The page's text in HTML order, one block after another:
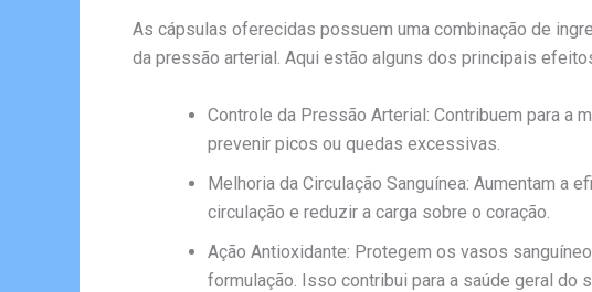
As cápsulas oferecidas possuem uma combinação de
da pressão arterial. Aqui estão alguns dos principais
Controle da Pressão Arterial: Contribuem para a
prevenir picos ou quedas excessivas.
Melhoria da Circulação Sanguínea: Aumentam a
circulação e reduzir a carga sobre o coração.
Ação Antioxidante: Protegem os vasos
formulação. Isso contribui para a saúde geral do